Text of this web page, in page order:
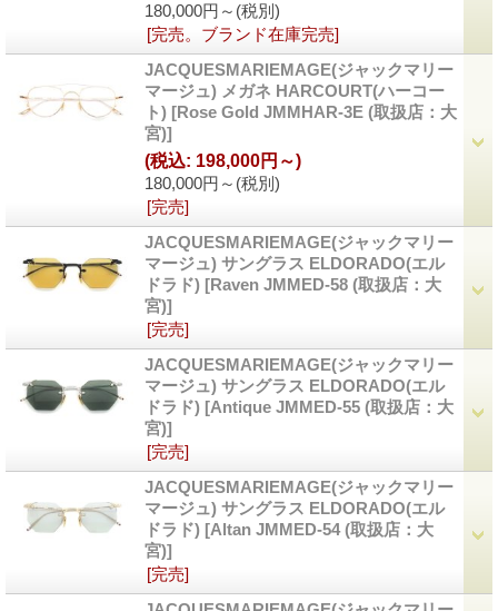
180,000円～ (税別)
[完売。ブランド在庫完売]
JACQUESMARIEMAGE(ジャックマリー
マージュ) メガネ HARCOURT(ハーコー
ト) [Rose Gold JMMHAR-3E (取扱店：大
宮)]
180,000円～ (税別)
(税込: 198,000円～)
[完売]
JACQUESMARIEMAGE(ジャックマリー
マージュ) サングラス ELDORADO(エル
ドラド) [Raven JMMED-58 (取扱店：大
宮)]
[完売]
JACQUESMARIEMAGE(ジャックマリー
マージュ) サングラス ELDORADO(エル
ドラド) [Antique JMMED-55 (取扱店：大
宮)]
[完売]
JACQUESMARIEMAGE(ジャックマリー
マージュ) サングラス ELDORADO(エル
ドラド) [Altan JMMED-54 (取扱店：大
宮)]
[完売]